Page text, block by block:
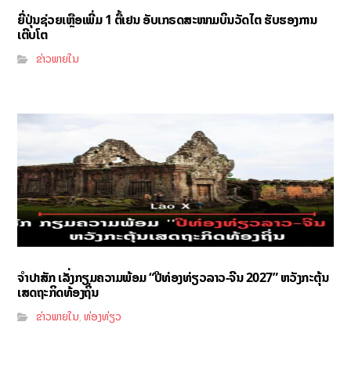
ຍີ່ປຸ່ນຊ່ວຍເຫຼືອເພີ່ມ 1 ຕື້ເຢນ ອັບເກຣດສະໜາມບິນວັດໄຕ ຮັບຮອງການ
ເຕີບໂຕ
ຂ່າວພາຍໃນ
ຈຳປາສັກ ເລັ່ງກຽມຄວາມພ້ອມ “ປີທ່ອງທ່ຽວລາວ-ຈີນ 2027” ຫວັງກະຕຸ້ນ
ເສດຖະກິດທ້ອງຖິ່ນ
ຂ່າວພາຍໃນ,ທ່ອງທ່ຽວ